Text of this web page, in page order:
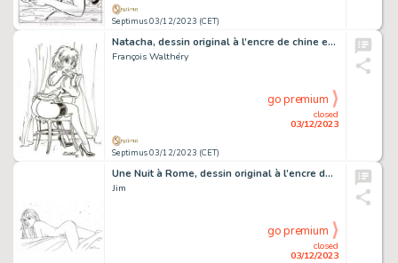
Septimus 03/12/2023 (CET)
Natacha, dessin original à l’encre de chine en hommage à Manara (cachet de Walthéry au verso).
François Walthéry
Septimus 03/12/2023 (CET)
closed
03/12/2023
go premium
Une Nuit à Rome, dessin original à l’encre de chine.
Jim
closed
03/12/2023
go premium